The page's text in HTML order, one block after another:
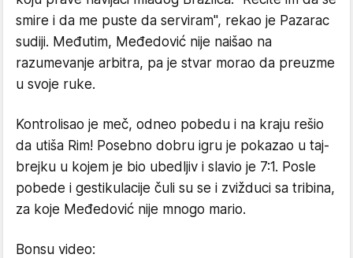
smire i da me puste da serviram", rekao je Pazarac
sudiji. Međutim, Međedović nije naišao na
razumevanje arbitra, pa je stvar morao da preuzme
u svoje ruke.
Kontrolisao je meč, odneo pobedu i na kraju rešio
da utiša Rim! Posebno dobru igru je pokazao u taj-
brejku u kojem je bio ubedljiv i slavio je 7:1. Posle
pobede i gestikulacije čuli su se i zvižduci sa tribina,
za koje Međedović nije mnogo mario.
Bonsu video: